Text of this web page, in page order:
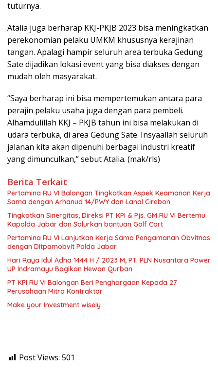
tuturnya.
Atalia juga berharap KKJ-PKJB 2023 bisa meningkatkan
perekonomian pelaku UMKM khususnya kerajinan
tangan. Apalagi hampir seluruh area terbuka Gedung
Sate dijadikan lokasi event yang bisa diakses dengan
mudah oleh masyarakat.
“Saya berharap ini bisa mempertemukan antara para
perajin pelaku usaha juga dengan para pembeli.
Alhamdulillah KKJ – PKJB tahun ini bisa melakukan di
udara terbuka, di area Gedung Sate. Insyaallah seluruh
jalanan kita akan dipenuhi berbagai industri kreatif
yang dimunculkan,” sebut Atalia. (mak/rls)
Berita Terkait
Pertamina RU VI Balongan Tingkatkan Aspek Keamanan Kerja
Sama dengan Arhanud 14/PWY dan Lanal Cirebon
Tingkatkan Sinergitas, Direksi PT KPI & Pjs. GM RU VI Bertemu
Kapolda Jabar dan Salurkan bantuan Golf Cart
Pertamina RU VI Lanjutkan Kerja Sama Pengamanan Obvitnas
dengan Ditpamobvit Polda Jabar
Hari Raya Idul Adha 1444 H / 2023 M, PT. PLN Nusantara Power
UP Indramayu Bagikan Hewan Qurban
PT KPI RU VI Balongan Beri Penghargaan Kepada 27
Perusahaan Mitra Kontraktor
Make your Investment wisely
Post Views: 501